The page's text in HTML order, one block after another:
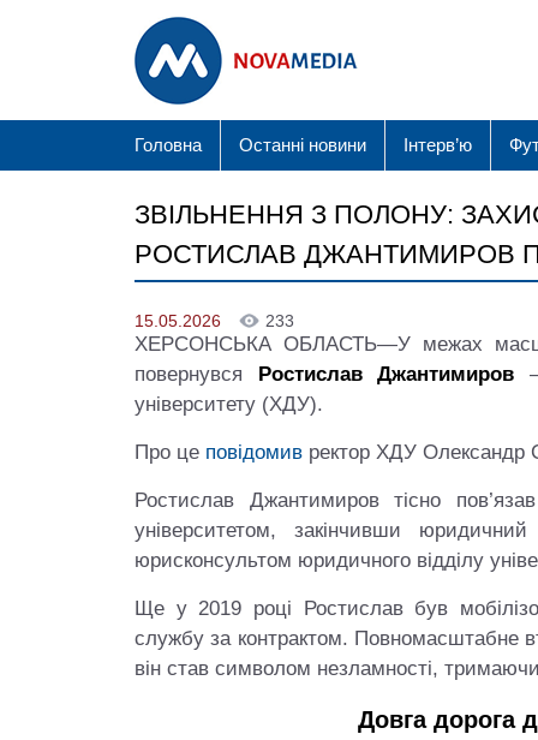
Головна Останні новини Інтерв’ю
ЗВІЛЬНЕННЯ З ПОЛОНУ:
РОСТИСЛАВ ДЖАНТИМИРОВ
15.05.2026 233
ХЕРСОНСЬКА ОБЛАСТЬ—У межах
повернувся Ростислав Джантимиров
університету (ХДУ).
Про це повідомив ректор ХДУ Олександр
Ростислав Джантимиров тісно
університетом, закінчивши
юрисконсультом юридичного відділу
Ще у 2019 році Ростислав був
службу за контрактом. Повномасштабне
він став символом незламності,
Довга дорога